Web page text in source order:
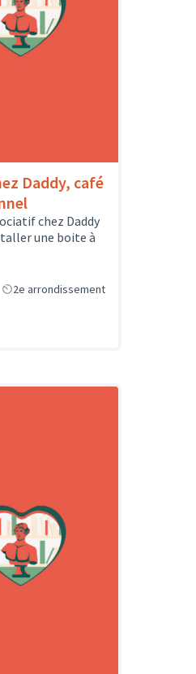
Daddy, café
chez Daddy
une boite à
2e arrondissement